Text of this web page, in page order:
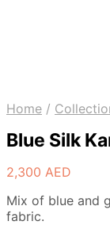
Home /
Blue Silk
2,300 AED
Mix of blue and
fabric.